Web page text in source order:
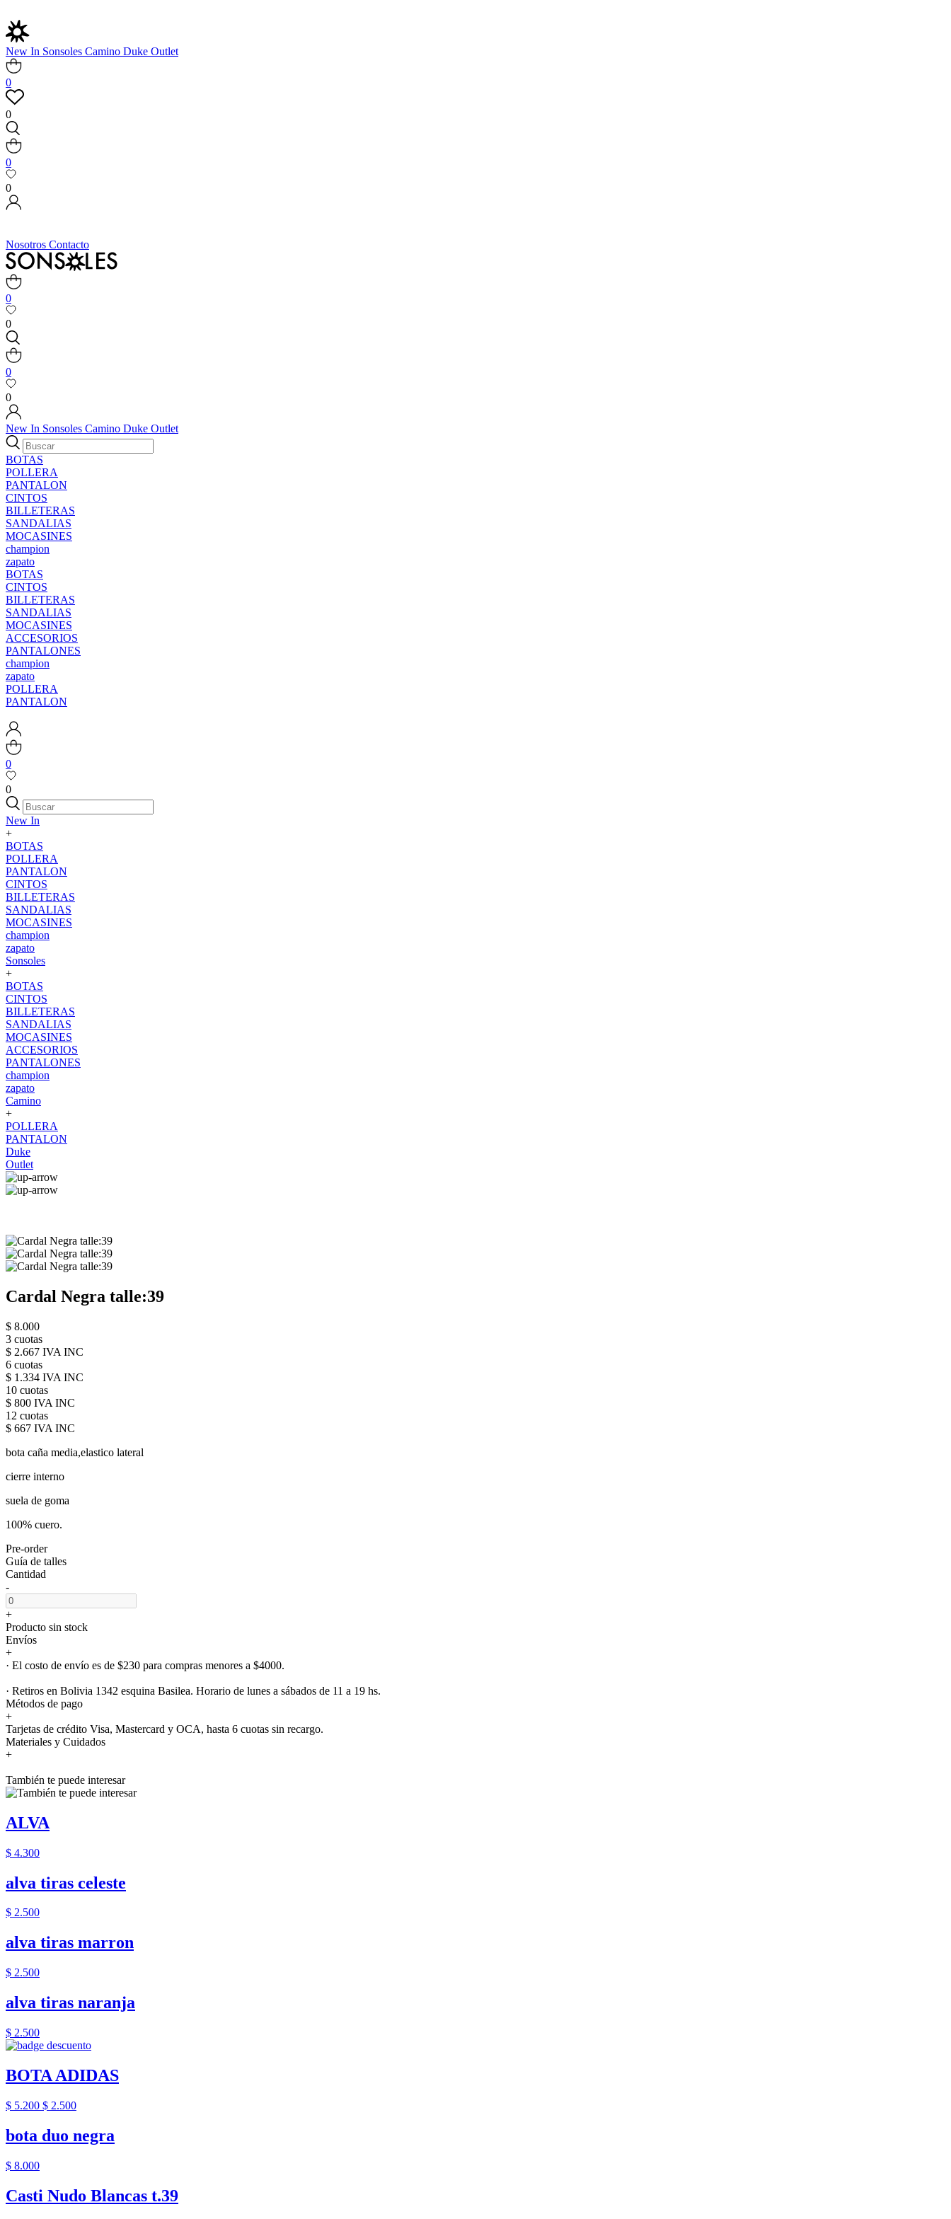
New In Sonsoles Camino Duke Outlet
0
0
0
0
Nosotros Contacto
0
0
0
0
New In Sonsoles Camino Duke Outlet
BOTAS
POLLERA
PANTALON
CINTOS
BILLETERAS
SANDALIAS
MOCASINES
champion
zapato
BOTAS
CINTOS
BILLETERAS
SANDALIAS
MOCASINES
ACCESORIOS
PANTALONES
champion
zapato
POLLERA
PANTALON
0
0
New In
+
BOTAS
POLLERA
PANTALON
CINTOS
BILLETERAS
SANDALIAS
MOCASINES
champion
zapato
Sonsoles
+
BOTAS
CINTOS
BILLETERAS
SANDALIAS
MOCASINES
ACCESORIOS
PANTALONES
champion
zapato
Camino
+
POLLERA
PANTALON
Duke
Outlet
Cardal Negra talle:39
$ 8.000
3 cuotas
$ 2.667 IVA INC
6 cuotas
$ 1.334 IVA INC
10 cuotas
$ 800 IVA INC
12 cuotas
$ 667 IVA INC
bota caña media,elastico lateral
cierre interno
suela de goma
100% cuero.
Pre-order
Guía de talles
Cantidad
-
+
Producto sin stock
Envíos
+
· El costo de envío es de $230 para compras menores a $4000.
· Retiros en Bolivia 1342 esquina Basilea. Horario de lunes a sábados de 11 a 19 hs.
Métodos de pago
+
Tarjetas de crédito Visa, Mastercard y OCA, hasta 6 cuotas sin recargo.
Materiales y Cuidados
+
También te puede interesar
ALVA
$ 4.300
alva tiras celeste
$ 2.500
alva tiras marron
$ 2.500
alva tiras naranja
$ 2.500
BOTA ADIDAS
$ 5.200 $ 2.500
bota duo negra
$ 8.000
Casti Nudo Blancas t.39